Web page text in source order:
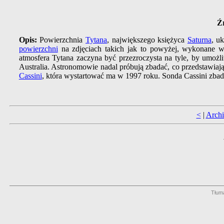
Opis:Powierzchnia Tytana, największego księżyca Saturna,
powierzchni na zdjęciach takich jak to powyżej, wykonane
atmosfera Tytana zaczyna być przezroczysta na tyle, by
Australia. Astronomowie nadal próbują zbadać, co
Cassini, która wystartować ma w 1997 roku. Sonda Cassini
<|